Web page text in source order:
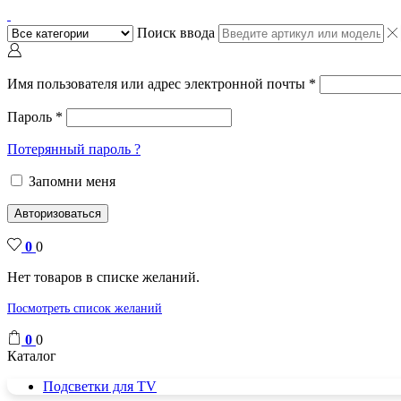
Поиск ввода
Имя пользователя или адрес электронной почты *
Пароль *
Потерянный пароль ?
Запомни меня
Авторизоваться
0 0
Нет товаров в списке желаний.
Посмотреть список желаний
0 0
Каталог
Подсветки для TV